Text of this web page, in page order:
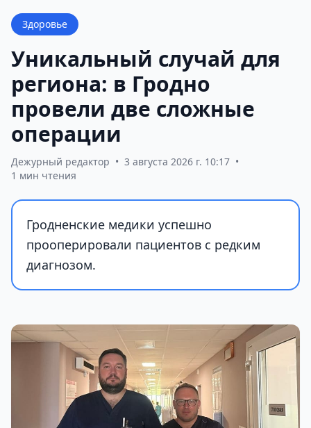
Здоровье
Уникальный случай для
региона: в Гродно
провели две сложные
операции
Дежурный редактор • 3 августа 2026 г. 10:17 •
1 мин чтения
Гродненские медики успешно
прооперировали пациентов с редким
диагнозом.